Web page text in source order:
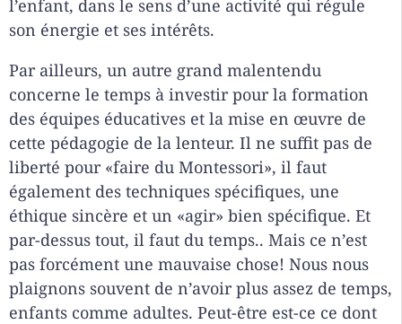
l’enfant, dans le sens d’une activité qui régule
son énergie et ses intérêts.
Par ailleurs, un autre grand malentendu
concerne le temps à investir pour la formation
des équipes éducatives et la mise en œuvre de
cette pédagogie de la lenteur. Il ne suffit pas de
liberté pour «faire du Montessori», il faut
également des techniques spécifiques, une
éthique sincère et un «agir» bien spécifique. Et
par-dessus tout, il faut du temps.. Mais ce n’est
pas forcément une mauvaise chose! Nous nous
plaignons souvent de n’avoir plus assez de temps,
enfants comme adultes. Peut-être est-ce ce dont